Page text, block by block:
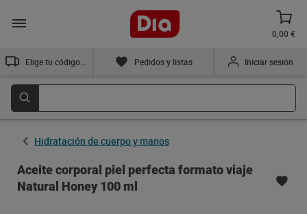
0,00 €
Pedidos y listas Iniciar sesión
Hidratación de cuerpo y manos
Aceite corporal piel perfecta formato viaje
Natural Honey 100 ml